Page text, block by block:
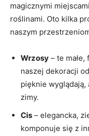
magicznymi
roślinami. Oto kilka
naszym
Wrzosy – te
naszej dekoracji
pięknie
zimy.
Cis – elegancka,
komponuje się z